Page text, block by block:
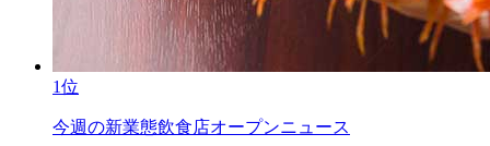
1位
今週の新業態飲食店オープンニュース